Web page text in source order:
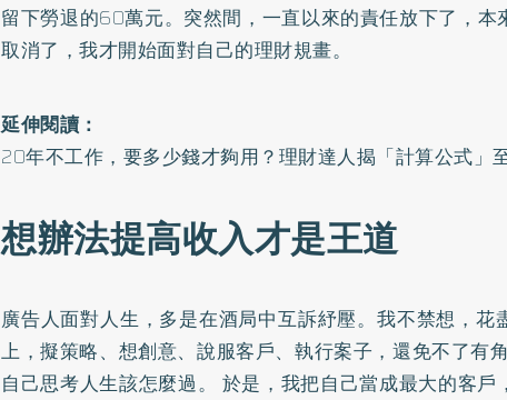
留下勞退的60萬元。突然間，一直以來的責任放下了，本
取消了，我才開始面對自己的理財規畫。
延伸閱讀：
20年不工作，要多少錢才夠用？理財達人揭「計算公式」
想辦法提高收入才是王道
廣告人面對人生，多是在酒局中互訴紓壓。我不禁想，花
上，擬策略、想創意、說服客戶、執行案子，還免不了有
自己思考人生該怎麼過。 於是，我把自己當成最大的客戶